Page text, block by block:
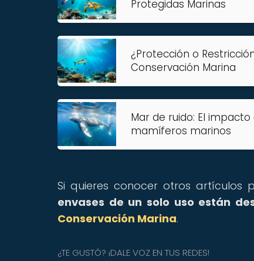
Protegidas Marinas
¿Protección o
Conservación Marina
Mar de ruido: El
mamíferos marinos
Si quieres conocer otros artículos
envases de un solo uso están
Conservación Marina.
¿TE GUSTÓ? ¡DALE VOZ EN TUS REDES!